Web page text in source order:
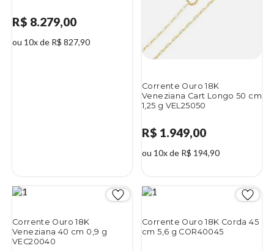
R$ 8.279,00
ou 10x de R$ 827,90
Corrente Ouro 18K
Veneziana Cart Longo 50 cm
1,25 g VEL25050
R$ 1.949,00
ou 10x de R$ 194,90
Corrente Ouro 18K
Veneziana 40 cm 0,9 g
VEC20040
Corrente Ouro 18K Corda 45
cm 5,6 g COR40045